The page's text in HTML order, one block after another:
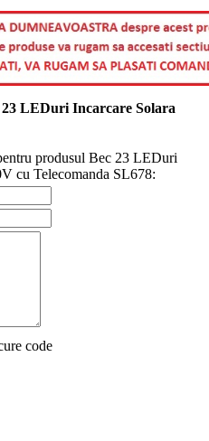
LEDuri Incarcare Solara
produsul Bec 23 LEDuri
cu Telecomanda SL678: